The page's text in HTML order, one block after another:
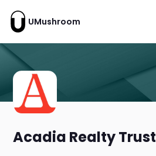
UMushroom
Acadia Realty Trust